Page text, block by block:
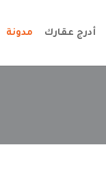
أدرج عقارك مدونة